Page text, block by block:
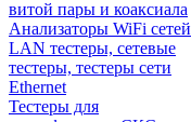
витой пары и коаксиала
Анализаторы WiFi сетей
LAN тестеры, сетевые
тестеры, тестеры сети
Ethernet
Тестеры для